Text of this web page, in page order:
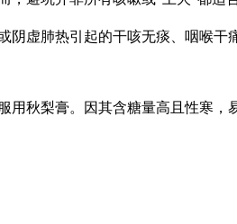
阴虚肺热引起的干咳无痰、咽喉干
秋梨膏。因其含糖量高且性寒，